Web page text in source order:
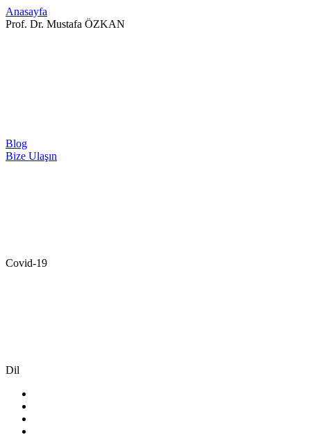
Anasayfa
Prof. Dr. Mustafa ÖZKAN
Blog
Bize Ulaşın
Covid-19
Dil